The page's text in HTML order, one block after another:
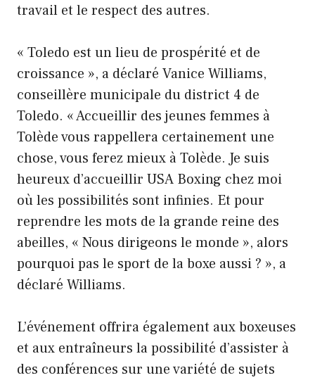
travail et le respect des autres.
« Toledo est un lieu de prospérité et de
croissance », a déclaré Vanice Williams,
conseillère municipale du district 4 de
Toledo. « Accueillir des jeunes femmes à
Tolède vous rappellera certainement une
chose, vous ferez mieux à Tolède. Je suis
heureux d’accueillir USA Boxing chez moi
où les possibilités sont infinies. Et pour
reprendre les mots de la grande reine des
abeilles, « Nous dirigeons le monde », alors
pourquoi pas le sport de la boxe aussi ? », a
déclaré Williams.
L’événement offrira également aux boxeuses
et aux entraîneurs la possibilité d’assister à
des conférences sur une variété de sujets